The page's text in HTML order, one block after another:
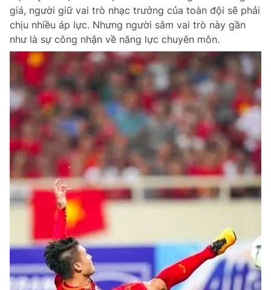
giá, người giữ vai trò nhạc trưởng của toàn đội sẽ phải
chịu nhiều áp lực. Nhưng người sắm vai trò này gần
như là sự công nhận về năng lực chuyên môn.